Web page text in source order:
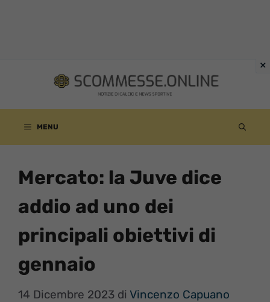
contenuto
MENU
Mercato: la Juve dice
addio ad uno dei
principali obiettivi di
gennaio
14 Dicembre 2023 di Vincenzo Capuano